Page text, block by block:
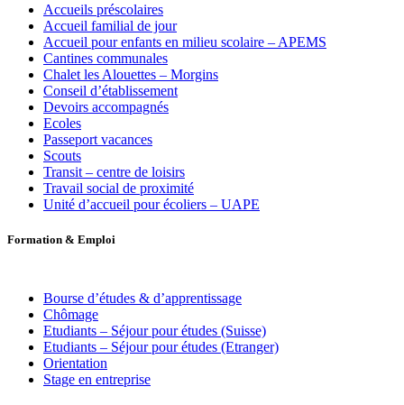
Accueils préscolaires
Accueil familial de jour
Accueil pour enfants en milieu scolaire – APEMS
Cantines communales
Chalet les Alouettes – Morgins
Conseil d’établissement
Devoirs accompagnés
Ecoles
Passeport vacances
Scouts
Transit – centre de loisirs
Travail social de proximité
Unité d’accueil pour écoliers – UAPE
Formation & Emploi
Bourse d’études & d’apprentissage
Chômage
Etudiants – Séjour pour études (Suisse)
Etudiants – Séjour pour études (Etranger)
Orientation
Stage en entreprise